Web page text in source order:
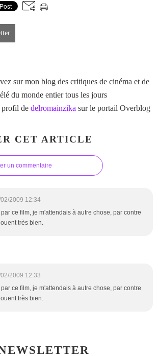
sur mon blog des critiques de cinéma et de
du monde entier tous les jours
de delromainzika sur le portail Overblog
CET ARTICLE
un commentaire
2009 12:34
ce film, je m'attendais à autre chose, par contre
très bien.
2009 12:33
ce film, je m'attendais à autre chose, par contre
très bien.